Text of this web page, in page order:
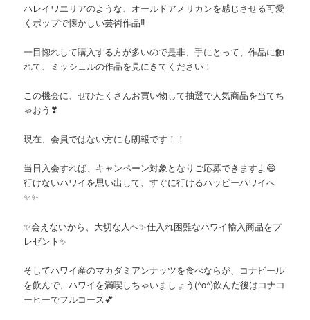
ハレイワエリアのような、オールドアメリカンを感じさせる可愛
くポップで懐かしい芸術作品‼️
一目惚れして購入する方が多いので是非、手にとって、作品に触
れて、ミッシェルの作品を見にきてください！
この機会に、ぜひたくさんお買い物して抽選で人気商品を当てち
ゃおう❣
現在、会員ではない方にも朗報です！！
当日入会すれば、キャンペーン対象となりご応募できますよ😄
行けないハワイを思い出して、すぐに行けるハッピーハワイへ
✨✨
✨会えないから、大切な人へ✨仕入れ困難なハワイ輸入商品をプ
レゼント✨
そしてハワイ産のマカダミアンナッツを食べならが、コナビール
を飲んで、ハワイを満喫しちゃいましょう(^o^)飲んだ後はコナコ
ーヒーでフルコース💕